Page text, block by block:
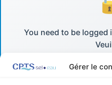
Gérer le
You need to be